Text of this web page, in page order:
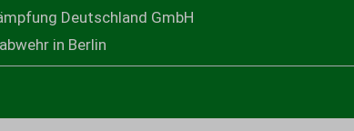
Deutschland GmbH
in Berlin